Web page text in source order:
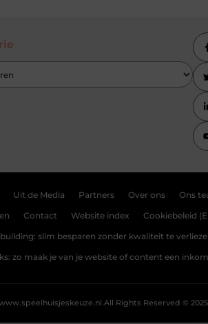
Uit de Media Partners Over ons Ons
Contact Website index Cookiebeleid
slim besparen zonder kwaliteit te
zo maak je van je website of content een
All Rights Reserved © 2025